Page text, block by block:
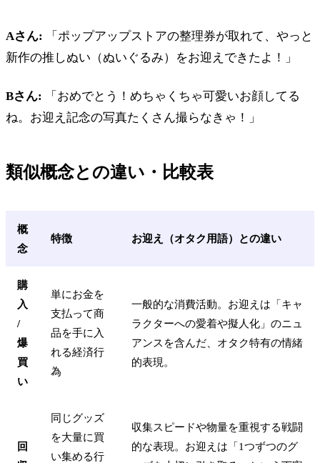
Aさん: 「ポップアップストアの整理券が取れて、やっと
新作の推しぬい（ぬいぐるみ）をお迎えできたよ！」
Bさん: 「おめでとう！めちゃくちゃ可愛いお顔してる
ね。お迎え記念の写真たくさん撮らなきゃ！」
類似概念との違い・比較表
概
念
特徴 お迎え（オタク用語）との違い
購
入
/
爆
買
い
単にお金を
支払って商
品を手に入
れる経済行
為
一般的な消費活動。お迎えは「キャ
ラクターへの愛着や擬人化」のニュ
アンスを含んだ、オタク特有の情緒
的表現。
回
同じグッズ
を大量に買
い集める行
収集スピードや物量を重視する戦闘
的な表現。お迎えは「1つずつのグ